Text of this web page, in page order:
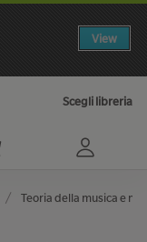
View
Scegli libreria
Teoria della musica e